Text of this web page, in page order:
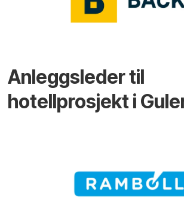
Anleggsleder til
hotellprosjekt i